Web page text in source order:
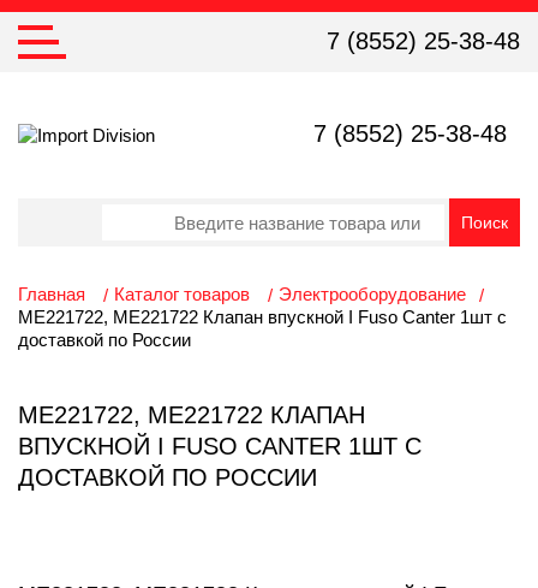
7 (8552) 25-38-48
7 (8552) 25-38-48
Главная Каталог товаров
Электрооборудование
ME221722, ME221722 Клапан впускной I Fuso Canter 1шт с
доставкой по России
ME221722, ME221722 КЛАПАН
ВПУСКНОЙ I FUSO CANTER 1ШТ С
ДОСТАВКОЙ ПО РОССИИ